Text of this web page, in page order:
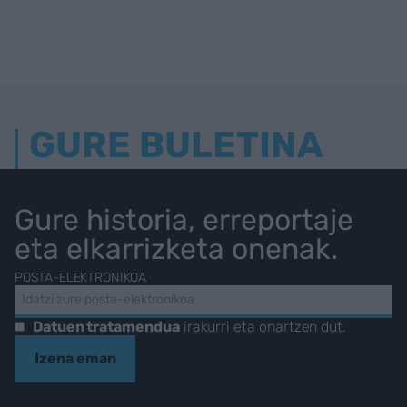
GURE BULETINA
Gure historia, erreportaje
eta elkarrizketa onenak.
POSTA-ELEKTRONIKOA
Datuen tratamenduairakurri eta onartzen dut.
Izena eman